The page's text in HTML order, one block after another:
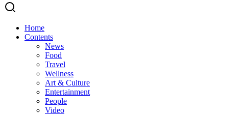
Home
Contents
News
Food
Travel
Wellness
Art & Culture
Entertainment
People
Video